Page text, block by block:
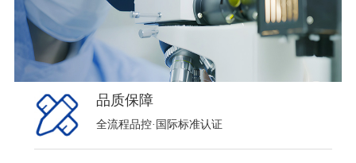
品质保障
全流程品控·国际标准认证